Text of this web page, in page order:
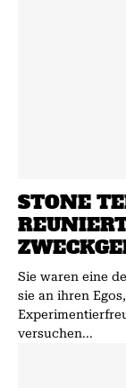
STONE
Sie waren eine
sie an ihren
versuchen...